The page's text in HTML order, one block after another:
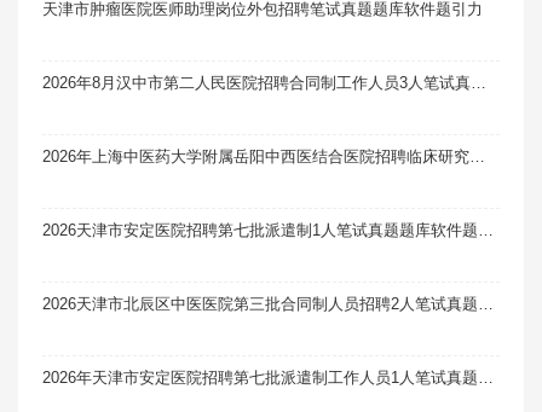
天津市肿瘤医院医师助理岗位外包招聘笔试真题题库软件题引力